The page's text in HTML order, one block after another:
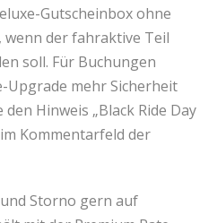
Gutscheinbox ohne
der fahraktive Teil
soll. Für Buchungen
Upgrade mehr Sicherheit
Hinweis „Black Ride Day
Kommentarfeld der
Storno gern auf